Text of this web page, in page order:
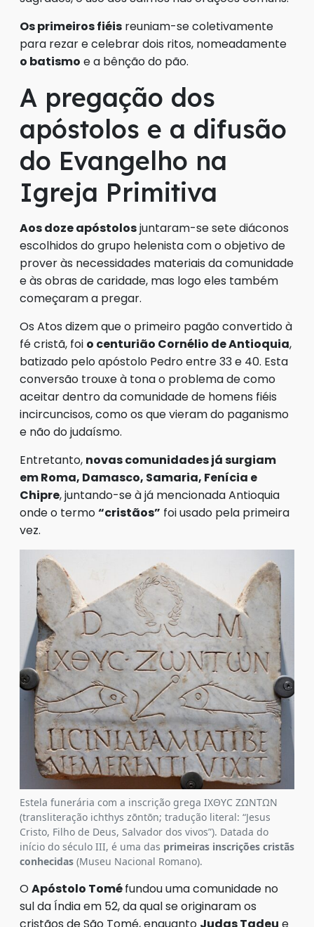
Os primeiros fiéis reuniam-se coletivamente
para rezar e celebrar dois ritos, nomeadamente
o batismo e a bênção do pão.
A pregação dos
apóstolos e a difusão
do Evangelho na
Igreja Primitiva
Aos doze apóstolosjuntaram-se sete diáconos
escolhidos do grupo helenista com o objetivo de
prover às necessidades materiais da comunidade
e às obras de caridade, mas logo eles também
começaram a pregar.
Os Atos dizem que o primeiro pagão convertido à
fé cristã, foi o centurião Cornélio de Antioquia,
batizado pelo apóstolo Pedro entre 33 e 40. Esta
conversão trouxe à tona o problema de como
aceitar dentro da comunidade de homens fiéis
incircuncisos, como os que vieram do paganismo
e não do judaísmo.
Entretanto, novas comunidades já surgiam
em Roma, Damasco, Samaria, Fenícia e
Chipre, juntando-se à já mencionada Antioquia
onde o termo“cristãos” foi usado pela primeira
vez.
Estela funerária com a inscrição grega ΙΧΘΥϹ ΖΩΝΤΩΝ
(transliteração ichthys zōntōn; tradução literal: “Jesus
Cristo, Filho de Deus, Salvador dos vivos”). Datada do
início do século III, é uma das primeiras inscrições cristãs
conhecidas (Museu Nacional Romano).
OApóstolo Toméfundou uma comunidade no
sul da Índia em 52, da qual se originaram os
cristãos de São Tomé, enquanto Judas Tadeu e